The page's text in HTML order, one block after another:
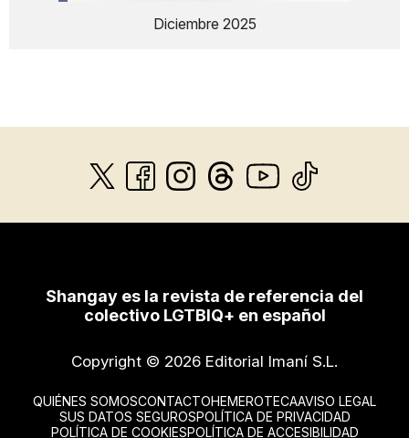
Diciembre 2025
Shangay es la revista de referencia del
colectivo LGTBIQ+ en español
Copyright © 2026 Editorial Imaní S.L.
QUIÉNES SOMOSCONTACTOHEMEROTECAAVISO LEGAL
SUS DATOS SEGUROSPOLÍTICA DE PRIVACIDAD
POLÍTICA DE COOKIESPOLÍTICA DE ACCESIBILIDAD